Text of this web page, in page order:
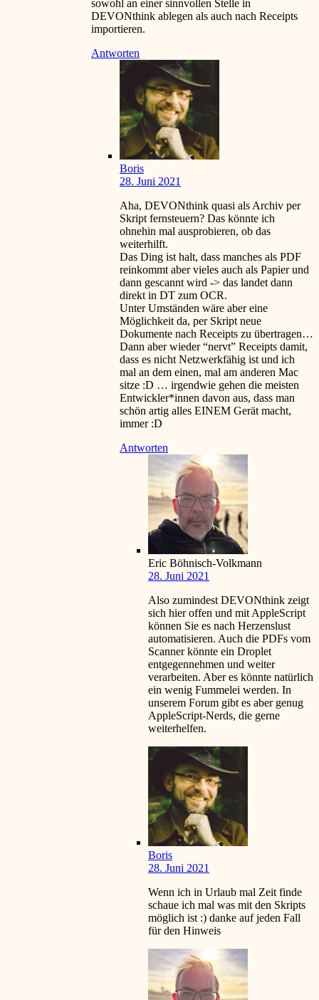
sowohl an einer sinnvollen Stelle in
DEVONthink ablegen als auch nach Receipts
importieren.
Antworten
Boris
28. Juni 2021
Aha, DEVONthink quasi als Archiv per
Skript fernsteuern? Das könnte ich
ohnehin mal ausprobieren, ob das
weiterhilft.
Das Ding ist halt, dass manches als PDF
reinkommt aber vieles auch als Papier und
dann gescannt wird -> das landet dann
direkt in DT zum OCR.
Unter Umständen wäre aber eine
Möglichkeit da, per Skript neue
Dokumente nach Receipts zu übertragen…
Dann aber wieder “nervt” Receipts damit,
dass es nicht Netzwerkfähig ist und ich
mal an dem einen, mal am anderen Mac
sitze :D … irgendwie gehen die meisten
Entwickler*innen davon aus, dass man
schön artig alles EINEM Gerät macht,
immer :D
Antworten
Eric Böhnisch-Volkmann
28. Juni 2021
Also zumindest DEVONthink zeigt
sich hier offen und mit AppleScript
können Sie es nach Herzenslust
automatisieren. Auch die PDFs vom
Scanner könnte ein Droplet
entgegennehmen und weiter
verarbeiten. Aber es könnte natürlich
ein wenig Fummelei werden. In
unserem Forum gibt es aber genug
AppleScript-Nerds, die gerne
weiterhelfen.
Boris
28. Juni 2021
Wenn ich in Urlaub mal Zeit finde
schaue ich mal was mit den Skripts
möglich ist :) danke auf jeden Fall
für den Hinweis